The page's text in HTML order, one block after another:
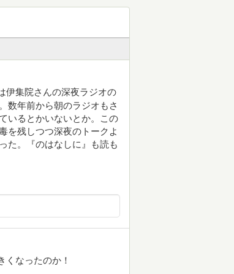
伊集院さんの深夜ラジオの
数年前から朝のラジオもさ
いるとかいないとか。この
を残しつつ深夜のトークよ
た。『のはなしに』も読も
くなったのか！